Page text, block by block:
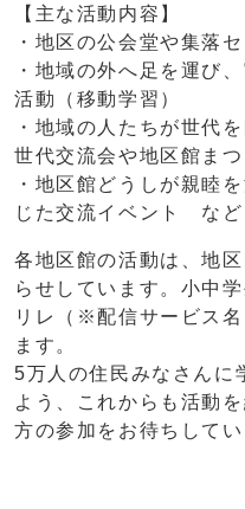
【主な活動内容】
・地区の公会堂や集落
・地域の外へ足を運び
活動（移動学習）
・地域の人たちが世代
世代交流会や地区館ま
・地区館どうしが親睦
じた交流イベント など
各地区館の活動は、地
らせしています。小中
リレ（※配信サービス
ます。
5万人の住民みなさんに
よう、これからも活動
方の参加をお待ちしてい